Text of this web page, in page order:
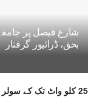
شارع فیصل پر
بحق، ڈرائیور گرفتار
25 کلو واٹ تک کے